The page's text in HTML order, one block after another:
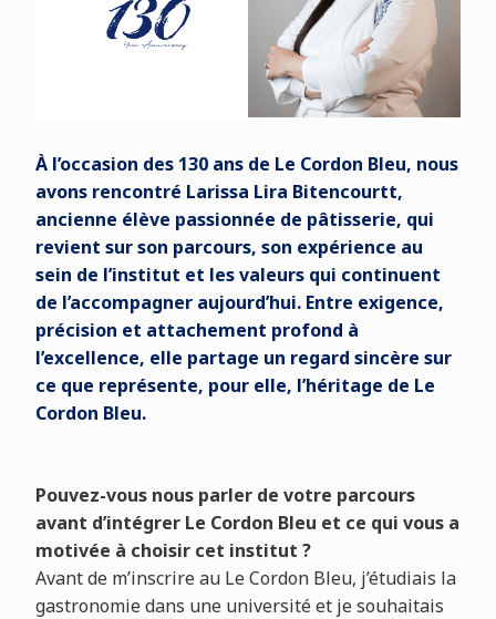
À l’occasion des 130 ans de Le Cordon Bleu, nous
avons rencontré Larissa Lira Bitencourtt,
ancienne élève passionnée de pâtisserie, qui
revient sur son parcours, son expérience au
sein de l’institut et les valeurs qui continuent
de l’accompagner aujourd’hui. Entre exigence,
précision et attachement profond à
l’excellence, elle partage un regard sincère sur
ce que représente, pour elle, l’héritage de Le
Cordon Bleu.
Pouvez-vous nous parler de votre parcours
avant d’intégrer Le Cordon Bleu et ce qui vous a
motivée à choisir cet institut ?
Avant de m’inscrire au Le Cordon Bleu, j’étudiais la
gastronomie dans une université et je souhaitais